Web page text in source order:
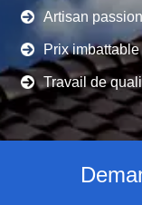
Artisan
Prix imbattable
Travail de